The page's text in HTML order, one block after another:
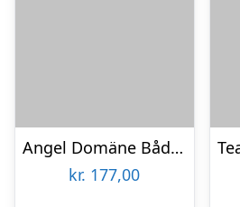
Angel Domäne Bådstang Med Trigger White Tiger 7′ 100-200gr – Pirkestang
kr. 177,00